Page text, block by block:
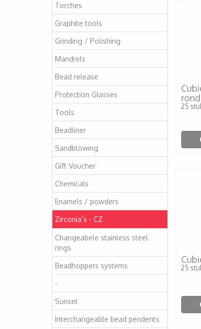
Torches
Graphite tools
Grinding / Polishing
Mandrels
Bead release
Protection Glasses
Tools
Beadliner
Sandblowing
Gift Voucher
Chemicals
Enamels / powders
Zirconia`s - CZ
Changeabele stainless steel
rings
Beadhoppers systems
-
Sunset
Interchangeable bead pendents
rond
25
25